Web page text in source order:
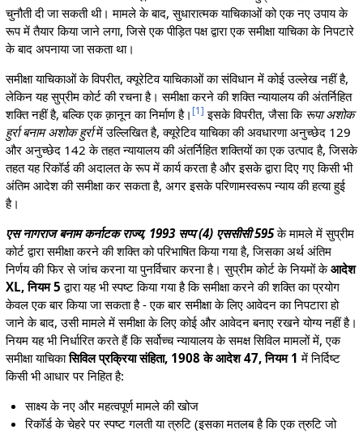
चुनौती दी जा सकती थी। मामले के बाद, सुधारात्मक याचिकाओं को एक नए उपाय के
रूप में तैयार किया जाने लगा, जिसे एक पीड़ित पक्ष द्वारा एक समीक्षा याचिका के निपटारे
के बाद अपनाया जा सकता था।
समीक्षा याचिकाओं के विपरीत, क्यूरेटिव याचिकाओं का संविधान में कोई उल्लेख नहीं है,
लेकिन यह सुप्रीम कोर्ट की रचना है। समीक्षा करने की शक्ति न्यायालय की अंतर्निहित
शक्ति नहीं है, बल्कि एक क़ानून का निर्माण है। [1 ] इसके विपरीत, जैसा कि रूपा अशोक
हुर्रा बनाम अशोक हुर्रामें उल्लिखित है, क्यूरेटिव याचिका की अवधारणा अनुच्छेद 129
और अनुच्छेद 142 के तहत न्यायालय की अंतर्निहित शक्तियों का एक उत्पाद है, जिसके
तहत यह रिकॉर्ड की अदालत के रूप में कार्य करता है और इसके द्वारा दिए गए किसी भी
अंतिम आदेश की समीक्षा कर सकता है, अगर इसके परिणामस्वरूप न्याय की हत्या हुई
है।
एस नागराज बनाम कर्नाटक राज्य, 1993 सप्प (4) एससीसी 595के मामले में सुप्रीम
कोर्ट द्वारा समीक्षा करने की शक्ति को परिभाषित किया गया है, जिसका अर्थ अंतिम
निर्णय की फिर से जांच करना या पुनर्विचार करना है। सुप्रीम कोर्ट के नियमों केआदेश
XL, नियम 5 द्वारा यह भी स्पष्ट किया गया है कि समीक्षा करने की शक्ति का प्रयोग
केवल एक बार किया जा सकता है - एक बार समीक्षा के लिए आवेदन का निपटारा हो
जाने के बाद, उसी मामले में समीक्षा के लिए कोई और आवेदन बनाए रखने योग्य नहीं है।
नियम यह भी निर्धारित करते हैं कि सर्वोच्च न्यायालय के समक्ष सिविल मामलों में, एक
समीक्षा याचिकासिविल प्रक्रिया संहिता, 1908 के आदेश 47, नियम 1 में निर्दिष्ट
किसी भी आधार पर निहित है:
साक्ष्य के नए और महत्वपूर्ण मामले की खोज
रिकॉर्ड के चेहरे पर स्पष्ट गलती या त्रुटि (इसका मतलब है कि एक त्रुटि जो